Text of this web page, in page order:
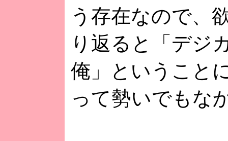
う存在なので、
り返ると「デジ
俺」ということ
って勢いでもな